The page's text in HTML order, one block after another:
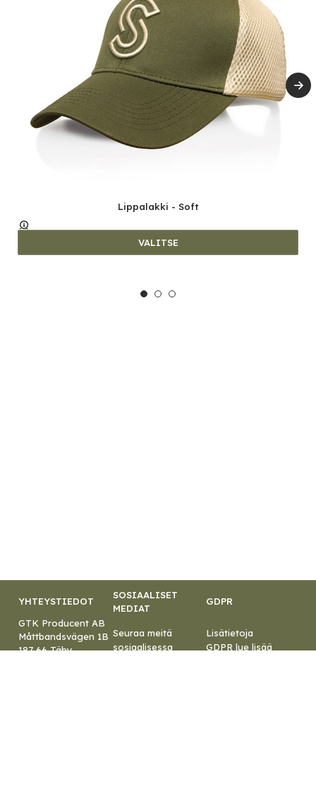
Lippalakki - Soft
VALITSE
YHTEYSTIEDOT
SOSIAALISET
MEDIAT
GDPR
GTK Producent AB
Måttbandsvägen 1B
187 66 Täby
Seuraa meitä
sosiaalisessa
Lisätietoja
GDPR lue lisää